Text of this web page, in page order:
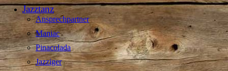
Jazztanz
Ansprechpartner
Maniac
Pinacolada
Jazziger